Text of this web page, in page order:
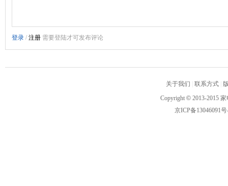
关于我们 联系方式
Copyright © 2013-2015
京ICP备13046091号